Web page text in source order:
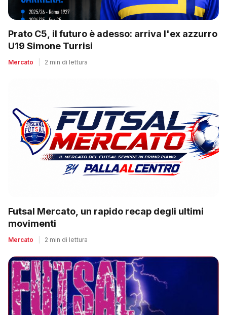
Prato C5, il futuro è adesso: arriva l'ex azzurro
U19 Simone Turrisi
Mercato 2 min di lettura
Futsal Mercato, un rapido recap degli ultimi
movimenti
Mercato 2 min di lettura